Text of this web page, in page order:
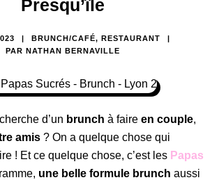
Presqu’île
BRUNCH/CAFÉ, RESTAURANT
PAR NATHAN BERNAVILLE
d’un brunch à faire en couple,
amis ? On a quelque chose qui
! Et ce quelque chose, c’est les Papas
une belle formule brunch aussi